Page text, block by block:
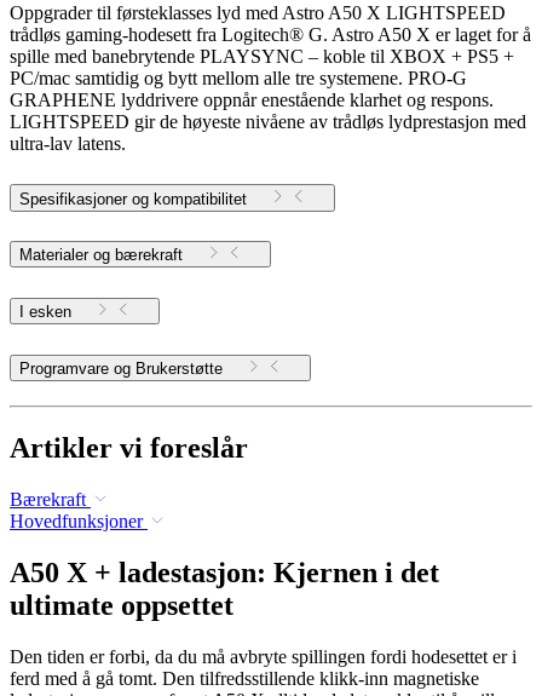
Oppgrader til førsteklasses lyd med Astro A50 X LIGHTSPEED
trådløs gaming-hodesett fra Logitech® G. Astro A50 X er laget for å
spille med banebrytende PLAYSYNC – koble til XBOX + PS5 +
PC/mac samtidig og bytt mellom alle tre systemene. PRO-G
GRAPHENE lyddrivere oppnår enestående klarhet og respons.
LIGHTSPEED gir de høyeste nivåene av trådløs lydprestasjon med
ultra-lav latens.
Spesifikasjoner og kompatibilitet
Materialer og bærekraft
I esken
Programvare og Brukerstøtte
Artikler vi foreslår
Bærekraft
Hovedfunksjoner
A50 X + ladestasjon: Kjernen i det
ultimate oppsettet
Den tiden er forbi, da du må avbryte spillingen fordi hodesettet er i
ferd med å gå tomt. Den tilfredsstillende klikk-inn magnetiske